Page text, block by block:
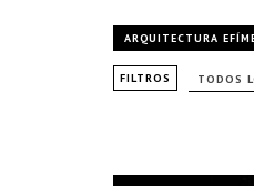
ARQUITECTURA
FILTROS TODOS